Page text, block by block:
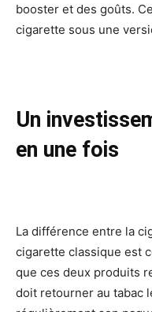
booster et des goûts.
cigarette sous une
Un
en une fois
La différence entre la
cigarette classique est
que ces deux produits
doit retourner au tabac